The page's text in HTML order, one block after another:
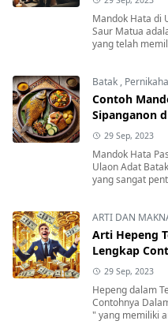
Mandok Hata di
Saur Matua
yang telah
Batak ,
Contoh
Sipanganon
29 Sep, 2023
Mandok Hata
Ulaon Adat
yang sangat
ARTI DAN
Arti Hepeng
Lengkap
29 Sep, 2023
Hepeng dalam
Contohnya
" yang memiliki